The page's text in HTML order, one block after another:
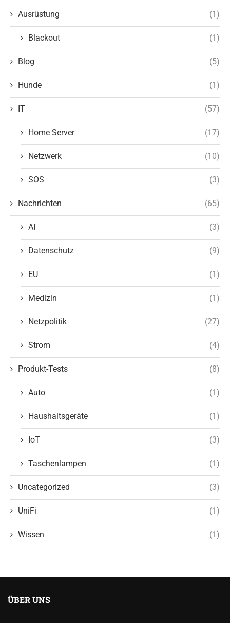
Ausrüstung (1)
Blackout (1)
Blog (5)
Hunde (1)
IT (57)
Home Server (17)
Netzwerk (10)
SOS (3)
Nachrichten (65)
AI (3)
Datenschutz (9)
EU (1)
Medizin (1)
Netzpolitik (27)
Strom (4)
Produkt-Tests (8)
Auto (1)
Haushaltsgeräte (1)
IoT (3)
Taschenlampen (1)
Uncategorized (3)
UniFi (1)
Wissen (1)
ÜBER UNS